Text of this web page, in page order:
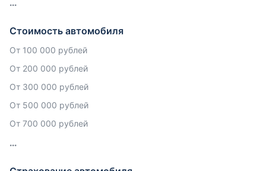
Стоимость автомобиля
От 100 000 рублей
От 200 000 рублей
От 300 000 рублей
От 500 000 рублей
От 700 000 рублей